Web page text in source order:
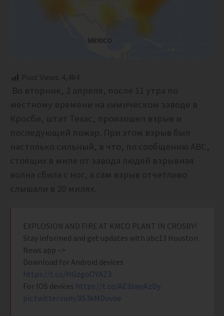
Post Views: 4,484
Во вторник, 2 апреля, после 11 утра по
местному времени на химическом заводе в
Кросби, штат Техас, произошел взрыв и
последующий пожар. При этом взрыв был
настолько сильный, в что, по сообщению ABC,
стоящих в миле от завода людей взрывная
волна сбила с ног, а сам взрыв отчетливо
слышали в 20 милях.
EXPLOSION AND FIRE AT KMCO PLANT IN CROSBY!
Stay informed and get updates with abc13 Houston
News app –>
Download for Android devices
https://t.co/HGzgoOYAZ3
For IOS devices https://t.co/AE3swyAzDy
pic.twitter.com/XS3kMDovoe